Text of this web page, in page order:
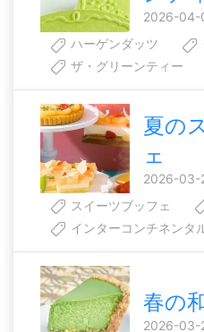
2026-04-
ハーゲンダッツ
ザ・グリーンティー
夏の
ェ
2026-03-
スイーツブッフェ
インターコンチネンタ
春の
2026-03-